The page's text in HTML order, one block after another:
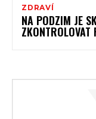
ZDRAVÍ
NA PODZIM JE
ZKONTROLOVAT